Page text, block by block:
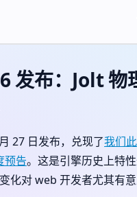
发布：Jolt 物
27 日发布，兑现了我们
预告。这是引擎历史上特
化对 web 开发者尤其有意